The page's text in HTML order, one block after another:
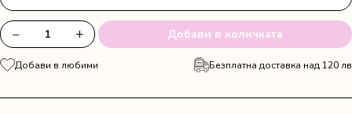
количество
за
Персонализирана
− + Добави в количката
Добави в любими Безплатна доставка над 120 лв